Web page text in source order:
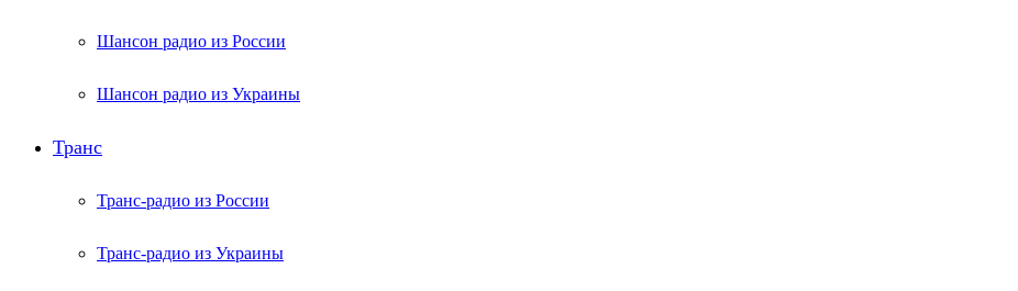
Шансон радио из России
Шансон радио из Украины
Транс
Транс-радио из России
Транс-радио из Украины